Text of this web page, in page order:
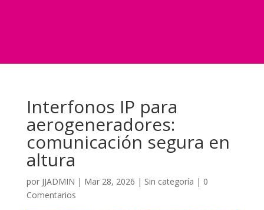
Interfonos IP para
aerogeneradores:
comunicación segura en
altura
por JJADMIN | Mar 28, 2026 | Sin categoría | 0
Comentarios